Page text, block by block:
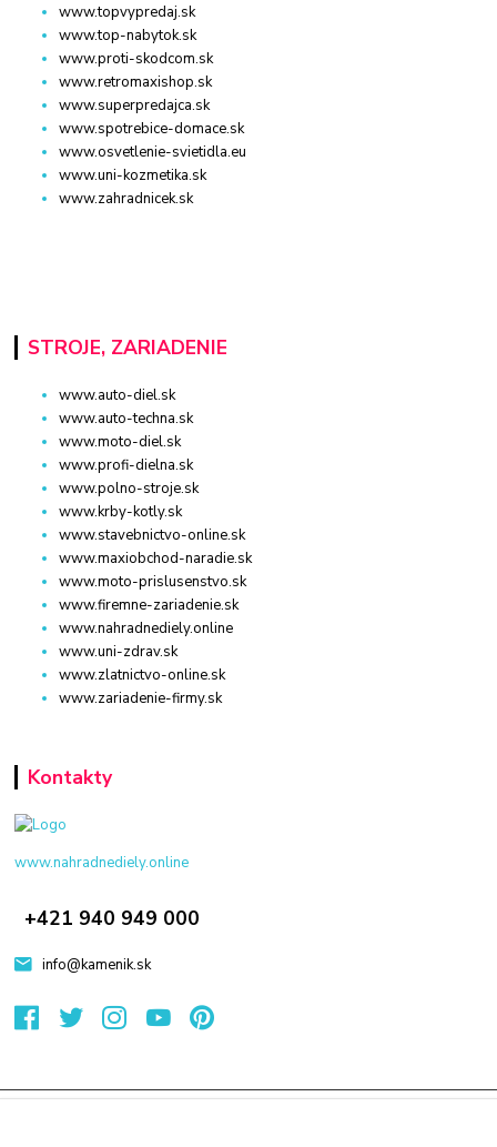
www.topvypredaj.sk
www.top-nabytok.sk
www.proti-skodcom.sk
www.retromaxishop.sk
www.superpredajca.sk
www.spotrebice-domace.sk
www.osvetlenie-svietidla.eu
www.uni-kozmetika.sk
www.zahradnicek.sk
STROJE, ZARIADENIE
www.auto-diel.sk
www.auto-techna.sk
www.moto-diel.sk
www.profi-dielna.sk
www.polno-stroje.sk
www.krby-kotly.sk
www.stavebnictvo-online.sk
www.maxiobchod-naradie.sk
www.moto-prislusenstvo.sk
www.firemne-zariadenie.sk
www.nahradnediely.online
www.uni-zdrav.sk
www.zlatnictvo-online.sk
www.zariadenie-firmy.sk
Kontakty
www.nahradnediely.online
+421 940 949 000
info@kamenik.sk